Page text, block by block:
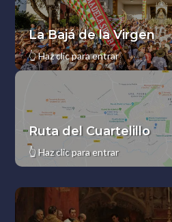
La Bajá de la Virgen
👆Haz clic para entrar
Ruta del Cuartelillo
👆Haz clic para entrar